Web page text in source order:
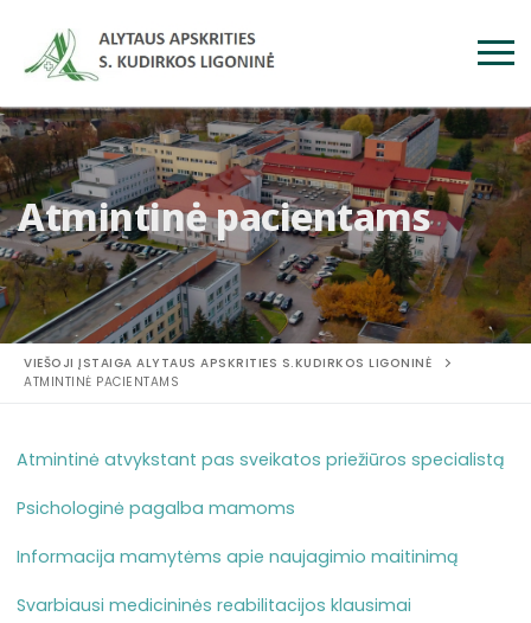
Atmintinė pacientams
VIEŠOJI ĮSTAIGA ALYTAUS APSKRITIES S.KUDIRKOS LIGONINĖ
ATMINTINĖ PACIENTAMS
Atmintinė atvykstant pas sveikatos priežiūros specialistą
Psichologinė pagalba mamoms
Informacija mamytėms apie naujagimio maitinimą
Svarbiausi medicininės reabilitacijos klausimai